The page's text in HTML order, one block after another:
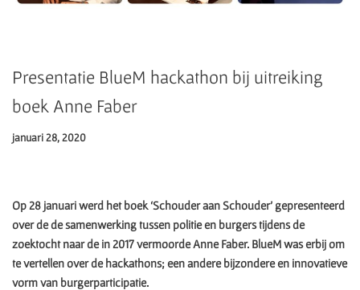
Presentatie BlueM hackathon bij uitreiking
boek Anne Faber
januari 28, 2020
Op 28 januari werd het boek ‘Schouder aan Schouder’ gepresenteerd
over de de samenwerking tussen politie en burgers tijdens de
zoektocht naar de in 2017 vermoorde Anne Faber. BlueM was erbij om
te vertellen over de hackathons; een andere bijzondere en innovatieve
vorm van burgerparticipatie.